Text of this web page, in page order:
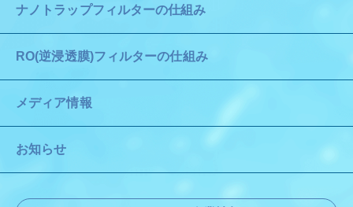
ナノトラップフィルターの仕組み
RO(逆浸透膜)フィルターの仕組み
メディア情報
お知らせ